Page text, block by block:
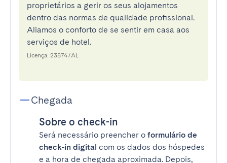
proprietários a gerir os seus alojamentos
dentro das normas de qualidade profissional.
Aliamos o conforto de se sentir em casa aos
serviços de hotel.
Licença: 23574/AL
Chegada
Sobre o check-in
Será necessário preencher o formulário de
check-in digital com os dados dos hóspedes
e a hora de chegada aproximada. Depois,